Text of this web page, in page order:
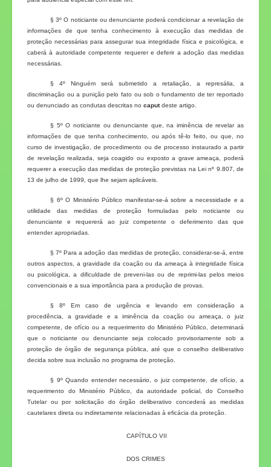
§ 3º O noticiante ou denunciante poderá condicionar a revelação de
informações de que tenha conhecimento à execução das medidas de
proteção necessárias para assegurar sua integridade física e psicológica, e
caberá à autoridade competente requerer e deferir a adoção das medidas
necessárias.
§ 4º Ninguém será submetido a retaliação, a represália, a
discriminação ou a punição pelo fato ou sob o fundamento de ter reportado
ou denunciado as condutas descritas no caputdeste artigo.
§ 5º O noticiante ou denunciante que, na iminência de revelar as
informações de que tenha conhecimento, ou após tê-lo feito, ou que, no
curso de investigação, de procedimento ou de processo instaurado a partir
de revelação realizada, seja coagido ou exposto a grave ameaça, poderá
requerer a execução das medidas de proteção previstas na Lei nº 9.807, de
13 de julho de 1999, que lhe sejam aplicáveis.
§ 6º O Ministério Público manifestar-se-á sobre a necessidade e a
utilidade das medidas de proteção formuladas pelo noticiante ou
denunciante e requererá ao juiz competente o deferimento das que
entender apropriadas.
§ 7º Para a adoção das medidas de proteção, considerar-se-á, entre
outros aspectos, a gravidade da coação ou da ameaça à integridade física
ou psicológica, a dificuldade de preveni-las ou de reprimi-las pelos meios
convencionais e a sua importância para a produção de provas.
§ 8º Em caso de urgência e levando em consideração a
procedência, a gravidade e a iminência da coação ou ameaça, o juiz
competente, de ofício ou a requerimento do Ministério Público, determinará
que o noticiante ou denunciante seja colocado provisoriamente sob a
proteção de órgão de segurança pública, até que o conselho deliberativo
decida sobre sua inclusão no programa de proteção.
§ 9º Quando entender necessário, o juiz competente, de ofício, a
requerimento do Ministério Público, da autoridade policial, do Conselho
Tutelar ou por solicitação do órgão deliberativo concederá as medidas
cautelares direta ou indiretamente relacionadas à eficácia da proteção.
CAPÍTULO VII
DOS CRIMES